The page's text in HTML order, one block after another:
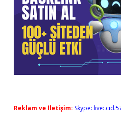
Reklam ve İletişim: Skype: